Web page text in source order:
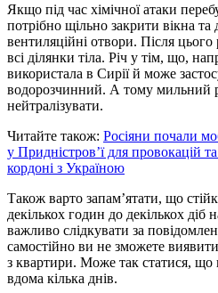
Якщо під час хімічної атаки
потрібно щільно закрити вікна та
вентиляційні отвори. Після
всі ділянки тіла. Річ у тім, що,
використала в Сирії й може
водорозчинний. А тому мильний
нейтралізувати.
Читайте також: Росіяни почали
у Придністровʼї для провокацій
кордоні з Україною
Також варто запам’ятати, що
декількох годин до декількох діб
важливо слідкувати за
самостійно ви не зможете
з квартири. Може так статися, що
вдома кілька днів.